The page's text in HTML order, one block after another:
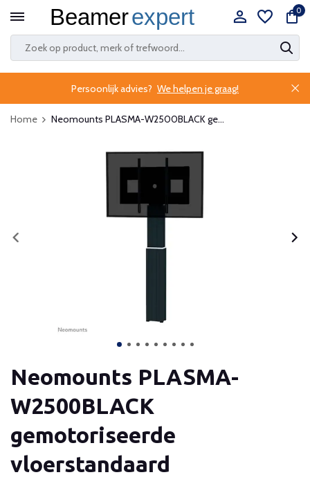
0
Persoonlijk advies? We helpen je graag!
Home Neomounts PLASMA-W2500BLACK ge...
Neomounts PLASMA-
W2500BLACK
gemotoriseerde
vloerstandaard